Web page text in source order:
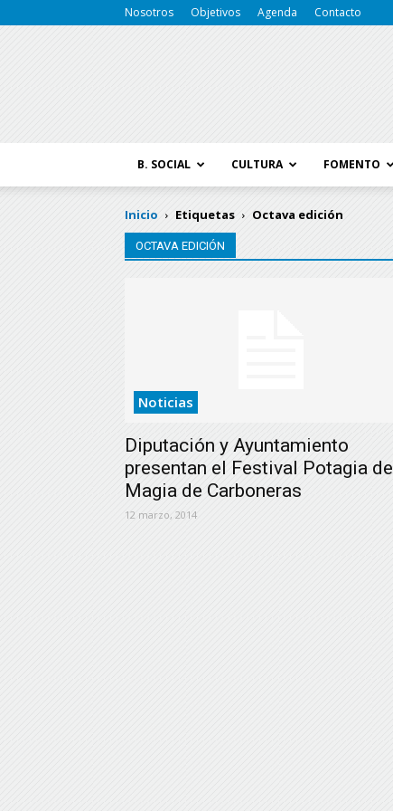
Nosotros Objetivos Agenda Contacto
B. SOCIAL CULTURA FOMENTO
Inicio Etiquetas Octava edición
OCTAVA EDICIÓN
Noticias
Diputación y Ayuntamiento
presentan el Festival Potagia de
Magia de Carboneras
12 marzo, 2014